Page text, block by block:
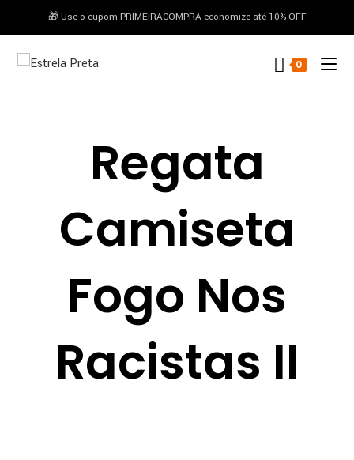
conteúdo🎁 Use o cupom PRIMEIRACOMPRA economize até 10% OFF
0
Regata
Camiseta
Fogo Nos
Racistas II